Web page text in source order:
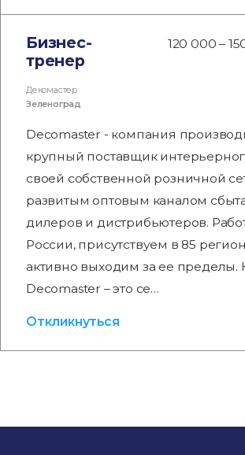
Бизнес-
тренер
120 000 –
Декомастер
Зеленоград
Decomaster - компания
крупный поставщик
своей собственной розничной
развитым оптовым каналом
дилеров и дистрибьютеров.
России, присутствуем в 85
активно выходим за ее пределы.
Decomaster – это се…
Откликнуться